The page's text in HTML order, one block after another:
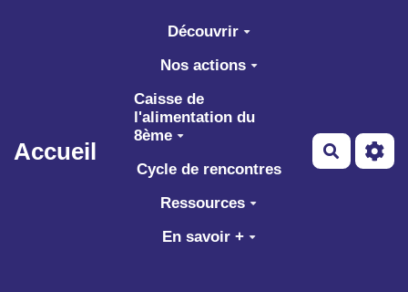
Aller au contenu principal
Accueil
Découvrir
Nos actions
Caisse de
l'alimentation du
8ème
Cycle de rencontres
Ressources
En savoir +